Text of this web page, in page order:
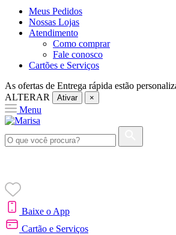
Meus Pedidos
Nossas Lojas
Atendimento
Como comprar
Fale conosco
Cartões e Serviços
As ofertas de Entrega rápida estão
ALTERAR
Ativar ×
Menu
Baixe o App
Cartão e Serviços